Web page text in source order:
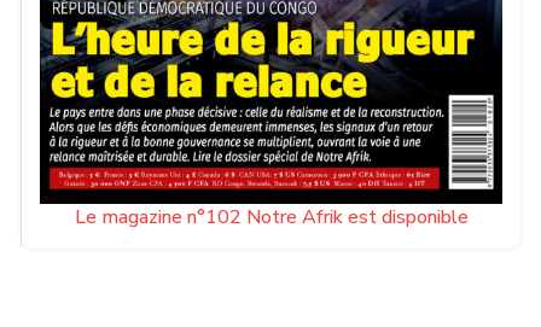
Le magazine n°102 Notre Afrik est disponible